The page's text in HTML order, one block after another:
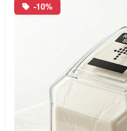
-10%